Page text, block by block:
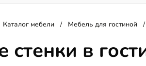
гостиной Для спальни
Каталог мебели Мебель для гостиной
стенки в